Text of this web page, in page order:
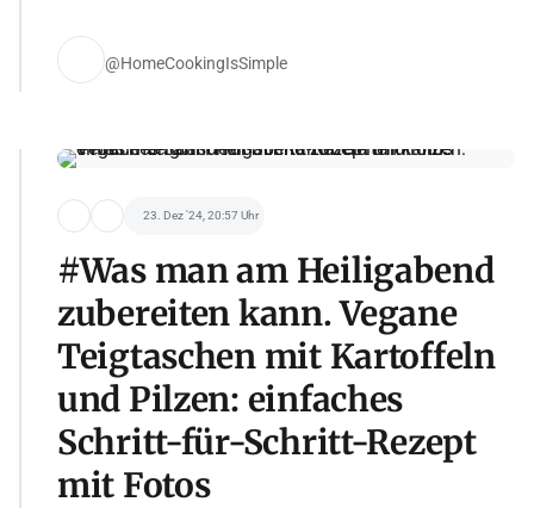
@HomeCookingIsSimple
23. Dez '24, 20:57 Uhr
#Was man am Heiligabend
zubereiten kann. Vegane
Teigtaschen mit Kartoffeln
und Pilzen: einfaches
Schritt-für-Schritt-Rezept
mit Fotos